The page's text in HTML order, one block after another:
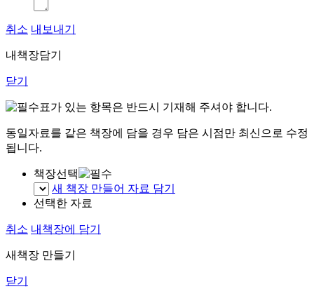
취소 내보내기
내책장담기
닫기
표가 있는 항목은 반드시 기재해 주셔야 합니다.
동일자료를 같은 책장에 담을 경우 담은 시점만 최신으로 수정
됩니다.
책장선택
새 책장 만들어 자료 담기
선택한 자료
취소 내책장에 담기
새책장 만들기
닫기